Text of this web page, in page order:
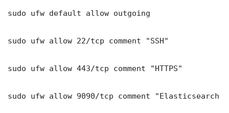
sudo ufw default allow outgoing
sudo ufw allow 22/tcp comment "SSH"
sudo ufw allow 443/tcp comment "HTTPS"
sudo ufw allow 9090/tcp comment "Elasticsearch